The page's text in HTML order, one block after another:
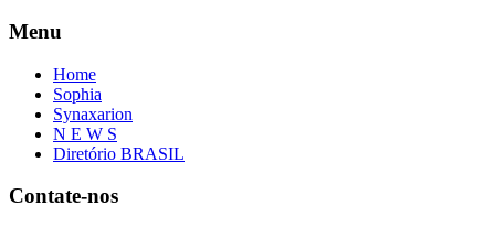
Menu
Home
Sophia
Synaxarion
N E W S
Diretório BRASIL
Contate-nos